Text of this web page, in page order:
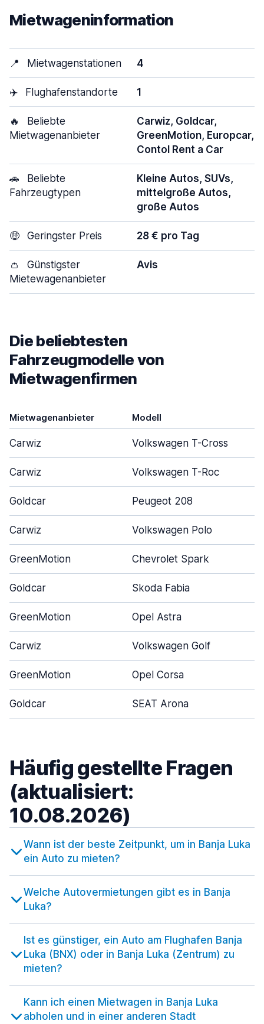
Mietwageninformation
📍 Mietwagenstationen 4
✈️ Flughafenstandorte 1
🔥
Beliebte
Mietwagenanbieter
Carwiz, Goldcar,
GreenMotion, Europcar,
Contol Rent a Car
🚗
Beliebte
Fahrzeugtypen
Kleine Autos, SUVs,
mittelgroße Autos,
große Autos
🤑 Geringster Preis 28 € pro Tag
👛
Günstigster
Mietewagenanbieter
Avis
Die beliebtesten
Fahrzeugmodelle von
Mietwagenfirmen
Mietwagenanbieter Modell
Carwiz Volkswagen T-Cross
Carwiz Volkswagen T-Roc
Goldcar Peugeot 208
Carwiz Volkswagen Polo
GreenMotion Chevrolet Spark
Goldcar Skoda Fabia
GreenMotion Opel Astra
Carwiz Volkswagen Golf
GreenMotion Opel Corsa
Goldcar SEAT Arona
Häufig gestellte Fragen
(aktualisiert:
10.08.2026)
Wann ist der beste Zeitpunkt, um in Banja Luka
ein Auto zu mieten?
Welche Autovermietungen gibt es in Banja
Luka?
Ist es günstiger, ein Auto am Flughafen Banja
Luka (BNX) oder in Banja Luka (Zentrum) zu
mieten?
Kann ich einen Mietwagen in Banja Luka
abholen und in einer anderen Stadt